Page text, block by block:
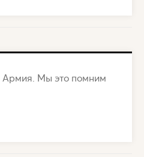
Мы это помним